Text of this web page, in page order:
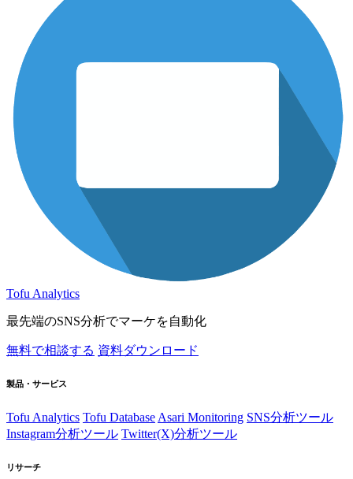
Tofu Analytics
最先端のSNS分析でマーケを自動化
無料で相談する 資料ダウンロード
製品・サービス
Tofu Analytics Tofu Database Asari Monitoring SNS分析ツール
Instagram分析ツール Twitter(X)分析ツール
リサーチ